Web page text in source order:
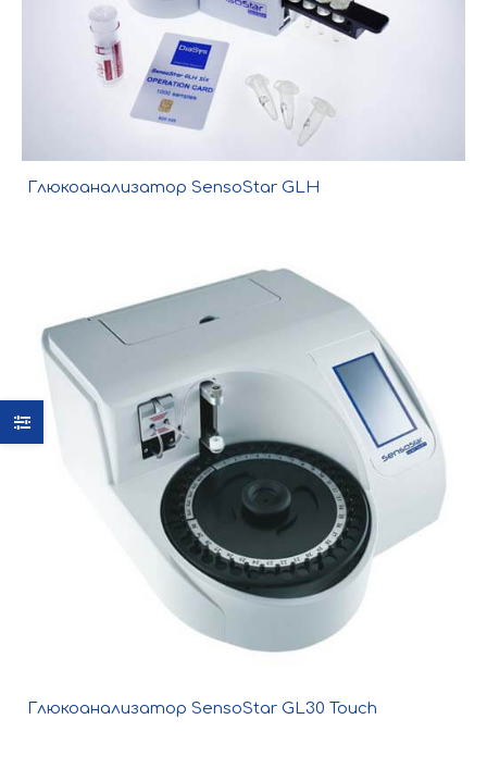
Глюкоанализатор SensoStar GLH
Глюкоанализатор SensoStar GL30 Touch